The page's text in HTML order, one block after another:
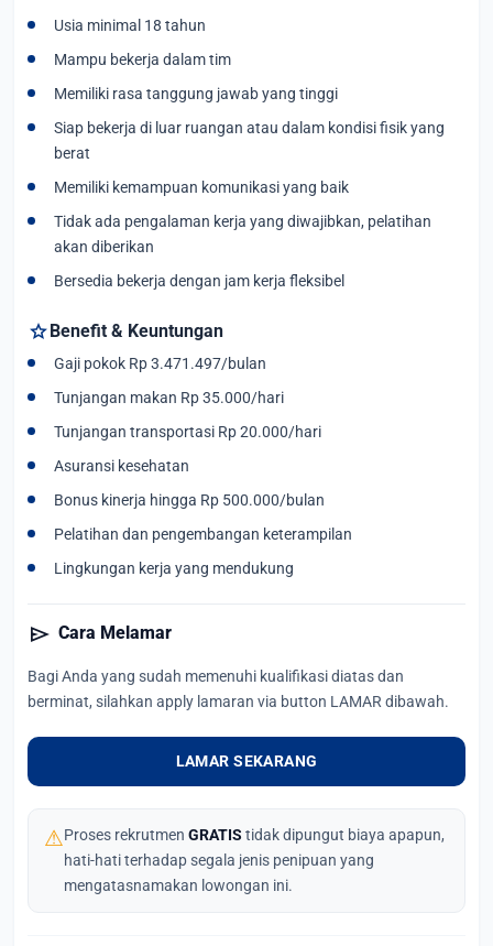
Usia minimal 18 tahun
Mampu bekerja dalam tim
Memiliki rasa tanggung jawab yang tinggi
Siap bekerja di luar ruangan atau dalam kondisi fisik yang
berat
Memiliki kemampuan komunikasi yang baik
Tidak ada pengalaman kerja yang diwajibkan, pelatihan
akan diberikan
Bersedia bekerja dengan jam kerja fleksibel
starBenefit & Keuntungan
Gaji pokok Rp 3.471.497/bulan
Tunjangan makan Rp 35.000/hari
Tunjangan transportasi Rp 20.000/hari
Asuransi kesehatan
Bonus kinerja hingga Rp 500.000/bulan
Pelatihan dan pengembangan keterampilan
Lingkungan kerja yang mendukung
send Cara Melamar
Bagi Anda yang sudah memenuhi kualifikasi diatas dan
berminat, silahkan apply lamaran via button LAMAR dibawah.
LAMAR SEKARANG
⚠Proses rekrutmen GRATIS tidak dipungut biaya apapun,
hati-hati terhadap segala jenis penipuan yang
mengatasnamakan lowongan ini.